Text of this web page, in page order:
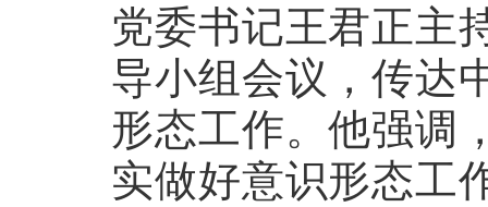
党委书记王君正主
导小组会议，传达
形态工作。他强调
实做好意识形态工